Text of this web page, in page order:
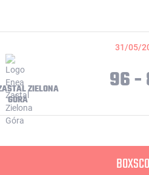
31/05/
ZIELONA
GÓRA
96 -